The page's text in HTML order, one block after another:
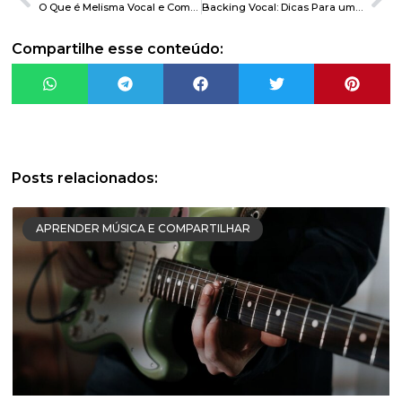
O Que é Melisma Vocal e Como Fazer Backing Vocal: Dicas Para um Bom Vocal de Apoio
Compartilhe esse conteúdo:
Posts relacionados:
APRENDER MÚSICA E COMPARTILHAR